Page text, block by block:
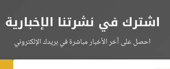
اشترك في نشرتنا الإخبارية
احصل على آخر الأخبار مباشرة في بريدك الإلكتروني